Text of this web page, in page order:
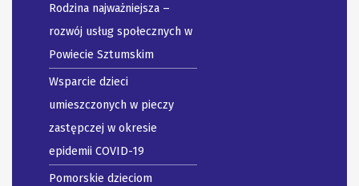
Rodzina najważniejsza –
rozwój usług społecznych w
Powiecie Sztumskim
Wsparcie dzieci
umieszczonych w pieczy
zastępczej w okresie
epidemii COVID-19
Pomorskie dzieciom